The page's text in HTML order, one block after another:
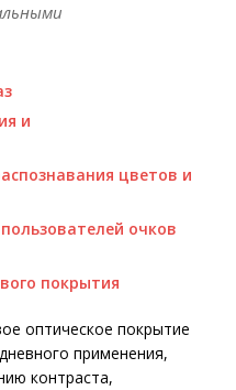
и
цветов и
очков
покрытия
оптическое покрытие
применения,
контраста,